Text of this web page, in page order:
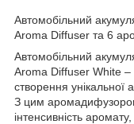
Автомобільний
Aroma Diffuser та 6
Автомобільний
Aroma Diffuser White
створення унікальної
З цим
інтенсивність